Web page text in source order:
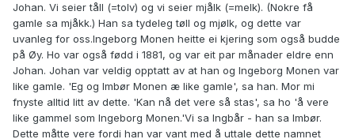
Johan. Vi seier tåll (=tolv) og vi seier mjålk (=melk). (Nokre få
gamle sa mjåkk.) Han sa tydeleg tøll og mjølk, og dette var
uvanleg for oss.Ingeborg Monen heitte ei kjering som også budde
på Øy. Ho var også fødd i 1881, og var eit par månader eldre enn
Johan. Johan var veldig opptatt av at han og Ingeborg Monen var
like gamle. 'Eg og Imbør Monen æ like gamle', sa han. Mor mi
fnyste alltid litt av dette. 'Kan nå det vere så stas', sa ho 'å vere
like gammel som Ingeborg Monen.'Vi sa Ingbår - han sa Imbør.
Dette måtte vere fordi han var vant med å uttale dette namnet